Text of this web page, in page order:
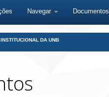
Navegar Documentos
DA UNB